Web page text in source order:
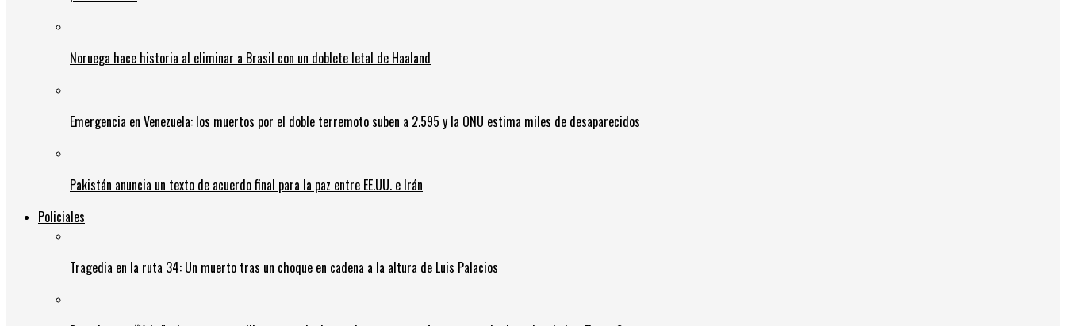
Noruega hace historia al eliminar a Brasil con un doblete letal de Haaland
Emergencia en Venezuela: los muertos por el doble terremoto suben a 2.595 y la ONU estima miles de desaparecidos
Pakistán anuncia un texto de acuerdo final para la paz entre EE.UU. e Irán
Policiales
Tragedia en la ruta 34: Un muerto tras un choque en cadena a la altura de Luis Palacios